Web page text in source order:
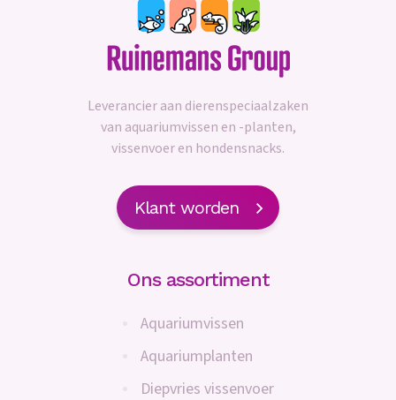
Leverancier aan dierenspeciaalzaken
van aquariumvissen en -planten,
vissenvoer en hondensnacks.
Klant worden
Ons assortiment
Aquariumvissen
Aquariumplanten
Diepvries vissenvoer